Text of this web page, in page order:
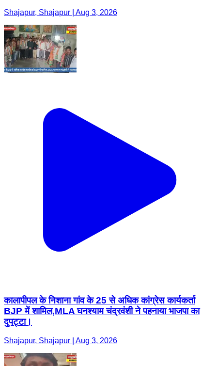
Shajapur, Shajapur | Aug 3, 2026
कालापीपल के निशाना गांव के 25 से अधिक कांग्रेस कार्यकर्ता
BJP में शामिल,MLA घनश्याम चंद्रवंशी ने पहनाया भाजपा का
दुपट्टा।
Shajapur, Shajapur | Aug 3, 2026